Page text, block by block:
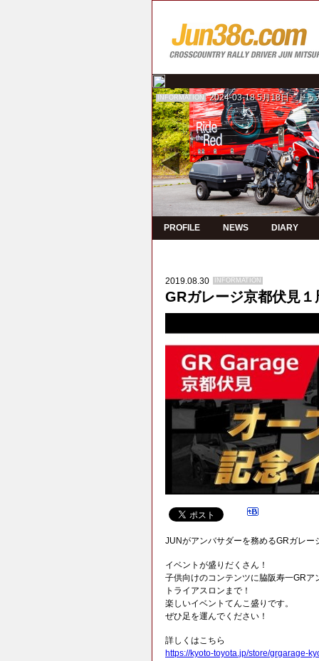
INFORMATION 2024-03-18 5月18日 ドゥ
PROFILE NEWS DIARY
2019.08.30 INFORMATION
GRガレージ京都伏見１
JUNがアンバサダーを務めるGRガレ
イベントが盛りだくさん！
子供向けのコンテンツに脇阪寿一GR
トライアスロンまで！
楽しいイベントてんこ盛りです。
ぜひ足を運んでください！
詳しくはこちら
https://kyoto-toyota.jp/store/grgarage-